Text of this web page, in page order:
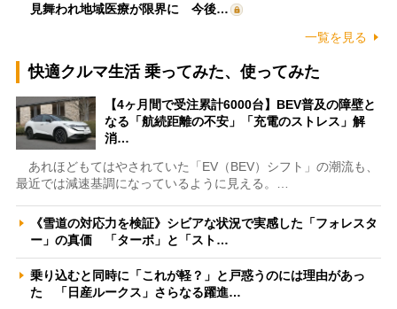
見舞われ地域医療が限界に 今後…
一覧を見る
快適クルマ生活 乗ってみた、使ってみた
【4ヶ月間で受注累計6000台】BEV普及の障壁と
なる「航続距離の不安」「充電のストレス」解
消…
あれほどもてはやされていた「EV（BEV）シフト」の潮流も、
最近では減速基調になっているように見える。…
《雪道の対応力を検証》シビアな状況で実感した「フォレスタ
ー」の真価 「ターボ」と「スト…
乗り込むと同時に「これが軽？」と戸惑うのには理由があっ
た 「日産ルークス」さらなる躍進…